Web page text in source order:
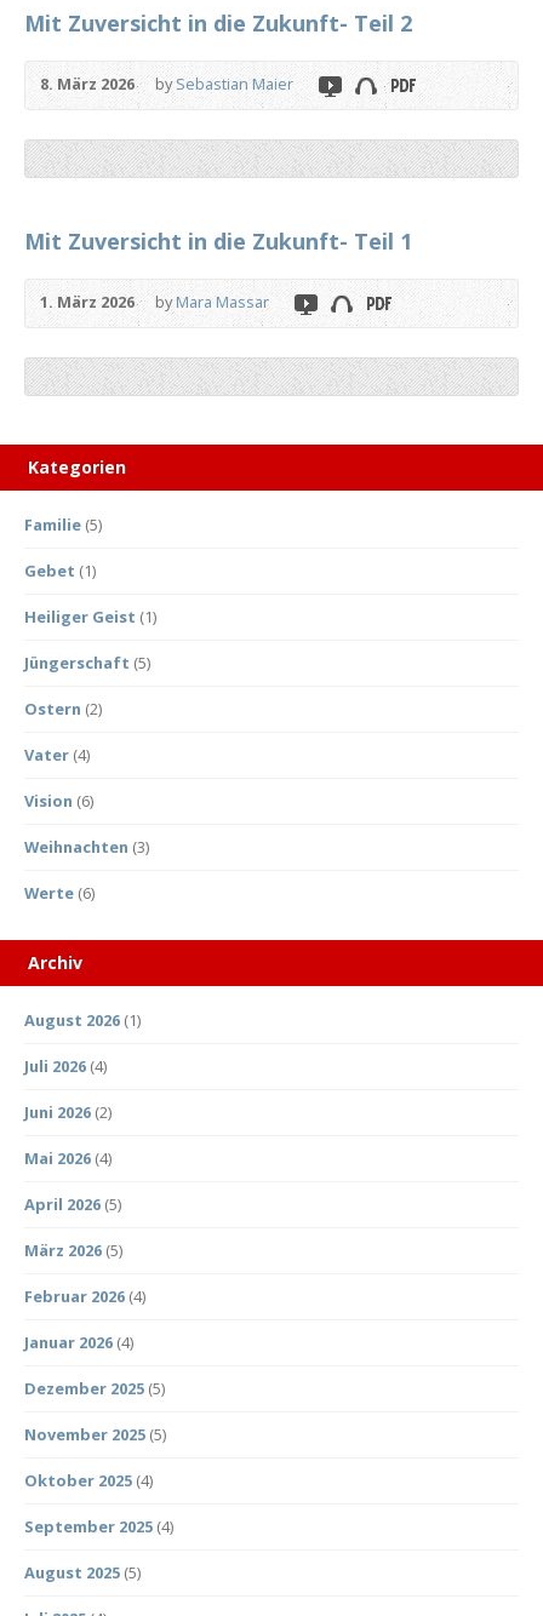
Mit Zuversicht in die Zukunft- Teil 2
8. März 2026 bySebastian Maier
Mit Zuversicht in die Zukunft- Teil 1
1. März 2026 byMara Massar
Kategorien
Familie (5)
Gebet (1)
Heiliger Geist (1)
Jüngerschaft (5)
Ostern (2)
Vater (4)
Vision (6)
Weihnachten (3)
Werte (6)
Archiv
August 2026 (1)
Juli 2026 (4)
Juni 2026 (2)
Mai 2026 (4)
April 2026 (5)
März 2026 (5)
Februar 2026 (4)
Januar 2026 (4)
Dezember 2025 (5)
November 2025 (5)
Oktober 2025 (4)
September 2025 (4)
August 2025 (5)